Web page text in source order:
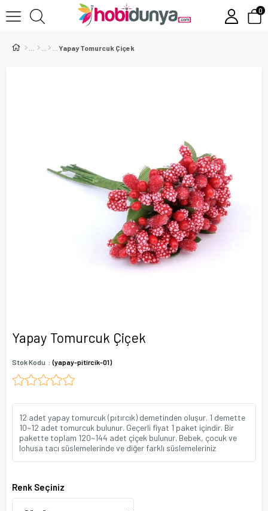
0
Yapay Tomurcuk Çiçek
Yapay Tomurcuk Çiçek
Stok Kodu (yapay-pitircik-01)
12 adet yapay tomurcuk (pıtırcık) demetinden oluşur. 1 demette
10~12 adet tomurcuk bulunur. Geçerli fiyat 1 paket içindir. Bir
pakette toplam 120~144 adet çiçek bulunur. Bebek, çocuk ve
lohusa tacı süslemelerinde ve diğer farklı süslemeleriniz
Renk Seçiniz